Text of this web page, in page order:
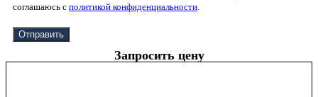
соглашаюсь с политикой конфиденциальности
Отправить
Запросить цену